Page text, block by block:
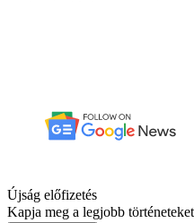
Újság előfizetés
Kapja meg a legjobb